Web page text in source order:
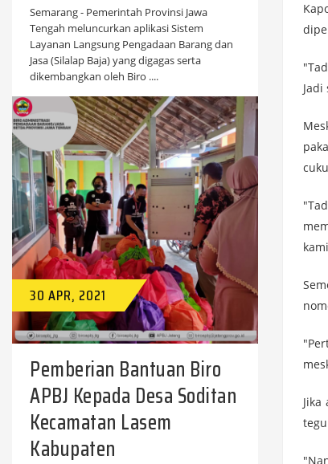
Semarang - Pemerintah Provinsi Jawa
Tengah meluncurkan aplikasi Sistem
Layanan Langsung Pengadaan Barang dan
Jasa (Silalap Baja) yang digagas serta
dikembangkan oleh Biro ....
30 APR, 2021
Pemberian Bantuan Biro
APBJ Kepada Desa Soditan
Kecamatan Lasem
Kabupaten